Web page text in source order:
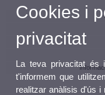
Cookies i
privacitat
La teva privacitat és
t'informem que
realitzar anàlisis d'ús